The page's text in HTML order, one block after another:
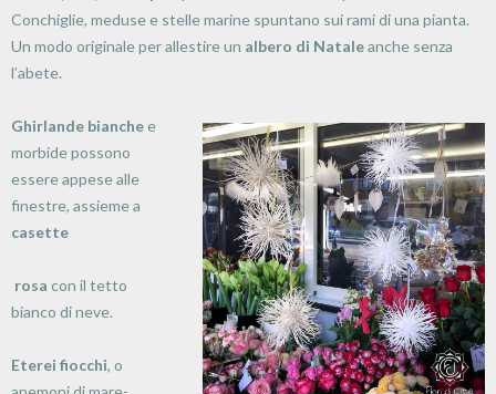
Conchiglie, meduse e stelle marine spuntano sui rami di una pianta.
Un modo originale per allestire un albero di Nataleanche senza
l’abete.
Ghirlande bianchee
morbide possono
essere appese alle
finestre, assieme a
casette
rosa con il tetto
bianco di neve.
Eterei fiocchi, o